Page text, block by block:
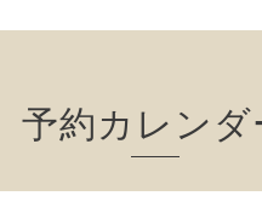
予約カレンダ